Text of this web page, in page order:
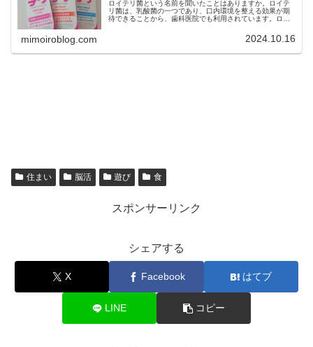
ロイテリ菌という名前を聞いたことはありますか。ロイテ
リ菌は、乳酸菌の一つであり、口内環境を整える効果が期
待できることから、歯科医院でも利用されています。ロイ
mimoiroblog.com 2024.10.16
住まい 脳活 遊び 食
スポンサーリンク
シェアする
X Facebook はてブ
LINE コピー